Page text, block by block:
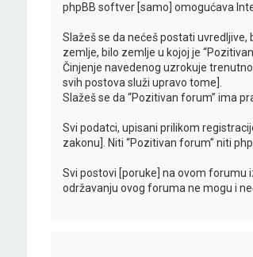
phpBB softver [samo] omogućava
Slažeš se da nećeš postati
zemlje, bilo zemlje u kojoj je
Činjenje navedenog uzrokuje
svih postova služi upravo tome].
Slažeš se da “Pozitivan forum” ima
Svi podatci, upisani prilikom
zakonu]. Niti “Pozitivan forum” niti
Svi postovi [poruke] na ovom
održavanju ovog foruma ne mogu i